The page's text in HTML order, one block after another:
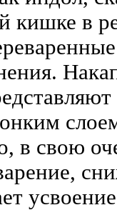
кишке в
в свою